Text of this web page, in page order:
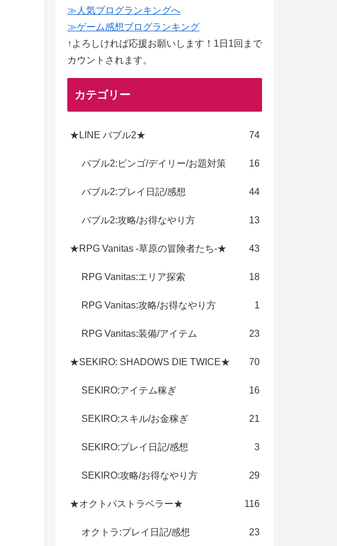
≫人気ブログランキングへ
≫ゲーム感想ブログランキング
↑よろしければ応援お願いします！1日1回まで
カウントされます。
カテゴリー
★LINE バブル2★ 74
バブル2:ビンゴ/デイリー/お題対策 16
バブル2:プレイ日記/感想 44
バブル2:攻略/お得なやり方 13
★RPG Vanitas -草原の冒険者たち-★ 43
RPG Vanitas:エリア探索 18
RPG Vanitas:攻略/お得なやり方 1
RPG Vanitas:装備/アイテム 23
★SEKIRO: SHADOWS DIE TWICE★ 70
SEKIRO:アイテム稼ぎ 16
SEKIRO:スキル/お金稼ぎ 21
SEKIRO:プレイ日記/感想 3
SEKIRO:攻略/お得なやり方 29
★オクトパストラベラー★ 116
オクトラ:プレイ日記/感想 23